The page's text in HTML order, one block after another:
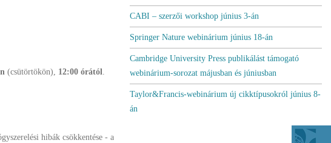
(csütörtökön), 12:00 órától.
hibák csökkentése - a
CABI – szerzői workshop június 3-án
Springer Nature webinárium június 18-án
Cambridge University Press publikálást támogató
webinárium-sorozat májusban és júniusban
Taylor&Francis-webinárium új cikktípusokról június 8-
án